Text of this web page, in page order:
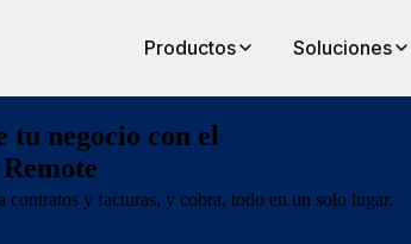
Productos Soluciones
tu negocio con el
contratos y facturas, y cobra, todo en un solo lugar.